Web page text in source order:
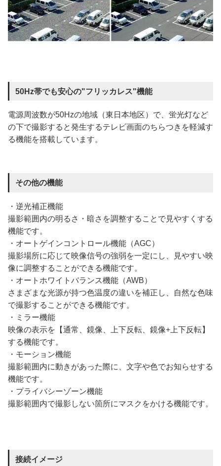
50Hz帯でも安心の"フリッカレス"機能
電源周波数が50Hzの地域（東日本地区）で、蛍光灯など
の下で撮影すると発生するテレビ画面のちらつきを軽減す
る機能を搭載しています。
その他の機能
・逆光補正機能
撮影範囲内の明るさ・暗さを調整することで見やすくする
機能です。
・オートゲインコントロール機能（AGC）
撮影場所に応じて映像信号の強弱を一定にし、見やすい映
像に調整することができる機能です。
・オートホワイトバランス機能（AWB）
さまざまな光源が持つ色温度の違いを補正し、自然な色味
で撮影することができる機能です。
・ミラー機能
映像の表示を【通常、鏡像、上下反転、鏡像+上下反転】
する機能です。
・モーション機能
撮影範囲内に動きがあった際に、文字や色でお知らせする
機能です。
・プライバシーゾーン機能
撮影範囲内で撮影しない箇所にマスクをかける機能です。
接続イメージ